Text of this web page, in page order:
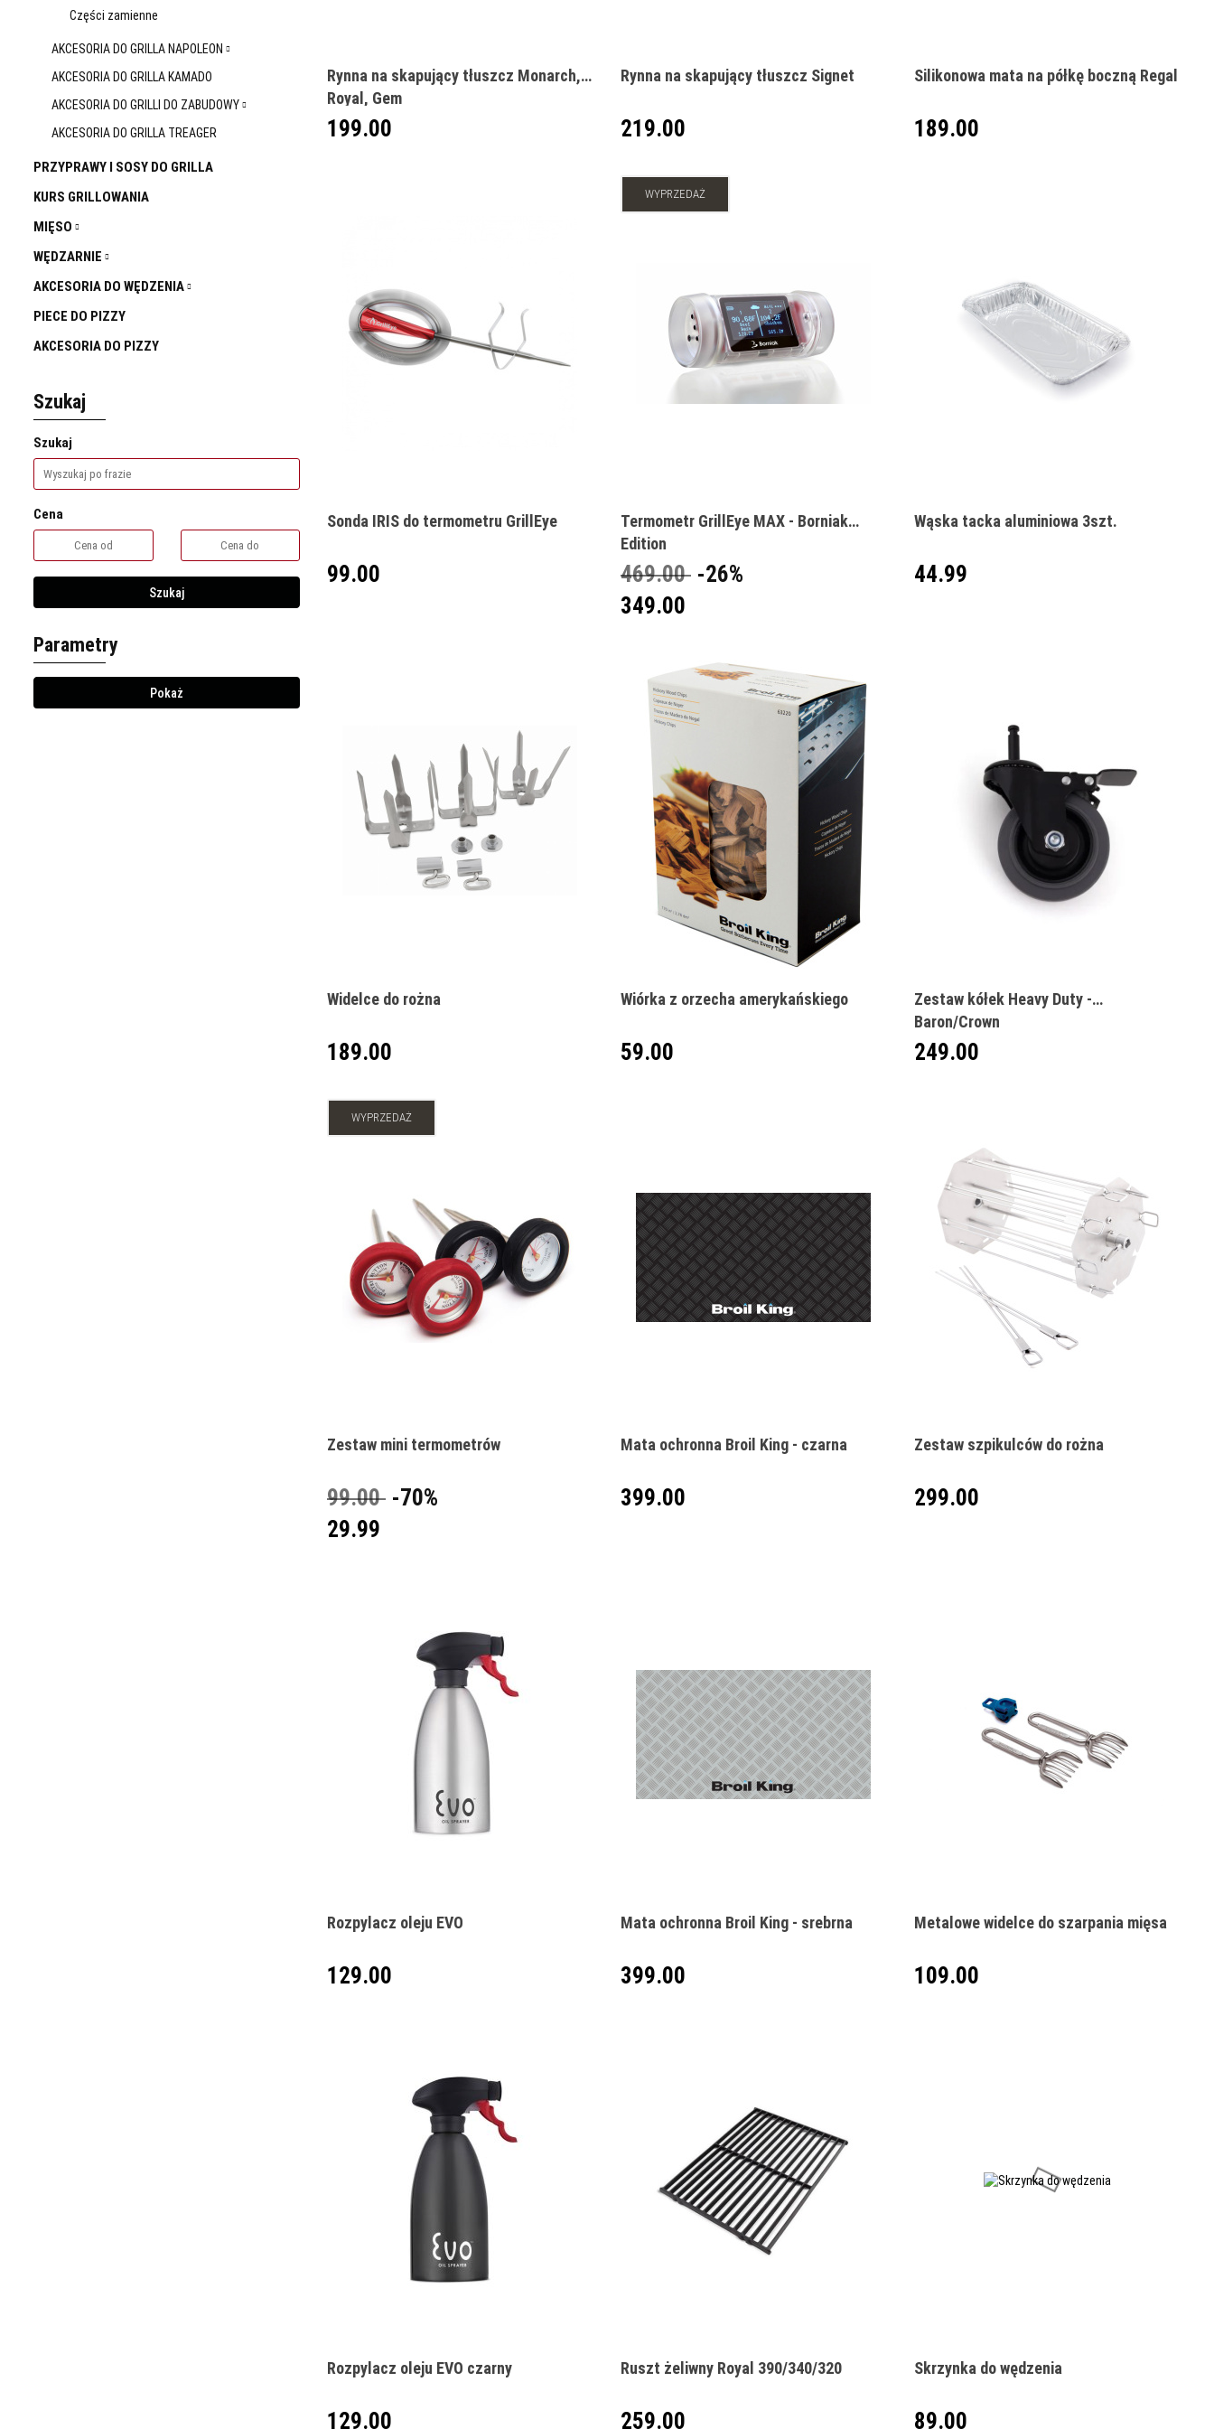
Części zamienne
AKCESORIA DO GRILLA NAPOLEON
AKCESORIA DO GRILLA KAMADO
AKCESORIA DO GRILLI DO ZABUDOWY
AKCESORIA DO GRILLA TREAGER
PRZYPRAWY I SOSY DO GRILLA
KURS GRILLOWANIA
MIĘSO
WĘDZARNIE
AKCESORIA DO WĘDZENIA
PIECE DO PIZZY
AKCESORIA DO PIZZY
Szukaj
Szukaj
Cena
Szukaj
Parametry
Pokaż
Rynna na skapujący tłuszcz Monarch,
Royal, Gem
199.00
Rynna na skapujący tłuszcz Signet
219.00
Silikonowa mata na półkę boczną Regal
189.00
Sonda IRIS do termometru GrillEye
99.00
WYPRZEDAŻ
Termometr GrillEye MAX - Borniak
Edition
469.00 -26%
349.00
Wąska tacka aluminiowa 3szt.
44.99
Widelce do rożna
189.00
Wiórka z orzecha amerykańskiego
59.00
Zestaw kółek Heavy Duty -
Baron/Crown
249.00
WYPRZEDAŻ
Zestaw mini termometrów
99.00 -70%
29.99
Produkt niedostępny
Mata ochronna Broil King - czarna
399.00
Produkt niedostępny
Zestaw szpikulców do rożna
299.00
Produkt niedostępny
Rozpylacz oleju EVO
129.00
Produkt niedostępny
Mata ochronna Broil King - srebrna
399.00
Produkt niedostępny
Metalowe widelce do szarpania mięsa
109.00
Produkt niedostępny
Rozpylacz oleju EVO czarny
129.00
Produkt niedostępny
Ruszt żeliwny Royal 390/340/320
259.00
Produkt niedostępny
Skrzynka do wędzenia
89.00